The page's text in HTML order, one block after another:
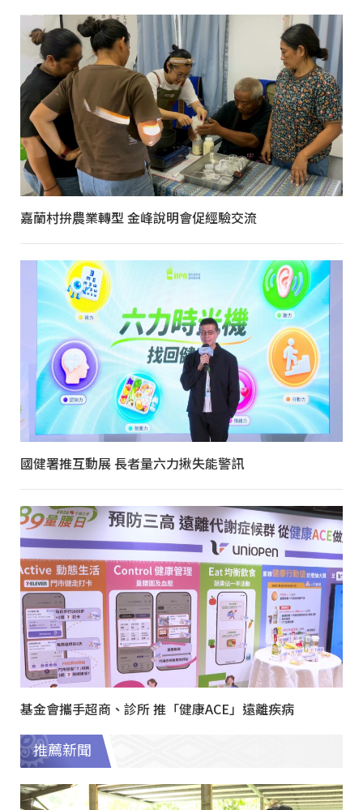
嘉蘭村拚農業轉型 金峰說明會促經驗交流
國健署推互動展 長者量六力揪失能警訊
基金會攜手超商、診所 推「健康ACE」遠離疾病
推薦新聞